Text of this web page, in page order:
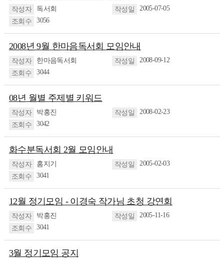
독서회
2005-07-05
3056
2008년 9월 한마음독서회 모임안내
한마음독서회
2008-09-12
3044
08년 월별 주제별 키워드
박홍진
2008-02-23
3042
화수분독서회 2월 모임안내
홈지기
2005-02-03
3041
12월 정기모임 - 이경숙 작가님 초청 강연회
박홍진
2005-11-16
3041
3월 정기모임 공지